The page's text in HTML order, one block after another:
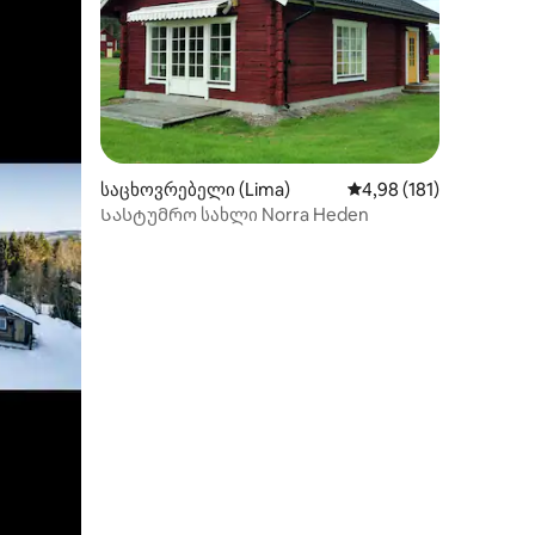
საცხოვრებელი (Lima) საშუალო შეფასებაა
4,98 (181)
Სასტუმრო სახლი Norra Heden